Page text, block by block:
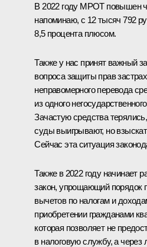
В 2022 году МРОТ повышен
напоминаю, с 12 тысяч 792
8,5 процента плюсом.
Также у нас принят важный
вопроса защиты прав
неправомерного перевода
из одного
Зачастую средства
суды выигрывают, но
Сейчас эта ситуация
Также в 2022 году начинает
закон, упрощающий порядок
вычетов по налогам и
приобретении гражданами
которая позволяет не
в налоговую службу, а через